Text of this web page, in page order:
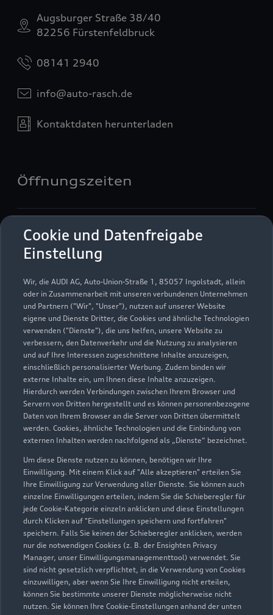
Cookie und Datenfreigabe
Einstellung
Wir, die AUDI AG, Auto-Union-Straße 1, 85057 Ingolstadt, allein
oder in Zusammenarbeit mit unseren verbundenen Unternehmen
und Partnern ("Wir", "Unser"), nutzen auf unserer Website
eigene und Dienste Dritter, die Cookies und ähnliche Technologien
verwenden ("Dienste"), die uns helfen, unsere Website zu
verbessern, den Datenverkehr und die Nutzung zu analysieren
und auf Ihre Interessen zugeschnittene Inhalte anzuzeigen,
einschließlich personalisierter Werbung. Zudem binden wir
externe Inhalte ein, um Ihnen diese Inhalte anzuzeigen.
Hierdurch werden Verbindungen zwischen Ihrem Browser und
Servern von Dritten hergestellt und es können personenbezogene
Daten von Ihrem Browser an die Server von Dritten übermittelt
werden. Cookies, ähnliche Technologien und die Einbindung von
externen Inhalten werden nachfolgend als „Dienste“ bezeichnet.
Um diese Dienste nutzen zu können, benötigen wir Ihre
Einwilligung. Mit einem Klick auf "Alle akzeptieren" erteilen Sie
Ihre Einwilligung zur Verwendung aller Dienste. Sie können auch
einzelne Einwilligungen erteilen, indem Sie die Schieberegler für
jede Cookie-Kategorie einzeln anklicken und diese Einstellungen
durch Klicken auf "Einstellungen speichern und fortfahren"
speichern. Falls Sie keinen der Schieberegler anklicken, werden
nur die notwendigen Cookies (z. B. der Ensighten Privacy
Manager, unser Einwilligungsmanagementtool) verwendet. Sie
sind nicht gesetzlich verpflichtet, in die Verwendung von Cookies
einzuwilligen, aber wenn Sie Ihre Einwilligung nicht erteilen,
können Sie bestimmte unserer Dienste möglicherweise nicht
nutzen. Sie können Ihre Cookie-Einstellungen anhand der unten
Augsburger Straße 38/40
82256 Fürstenfeldbruck
08141 2940
info@auto-rasch.de
Kontaktdaten herunterladen
Öffnungszeiten
Geschlossen ,öffnet am Freitag 08:00
Geschlossen ,öffnet am Freitag 07:00
Teile- und Zubehörverkauf
Geschlossen,öffnet am Freitag 07:00
Zur Inspektion